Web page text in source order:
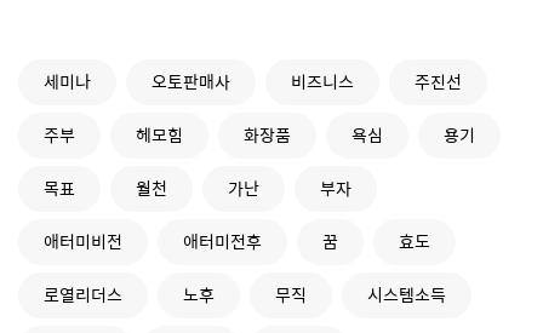
세미나 오토판매사 비즈니스
주진선
주부
헤모힘 화장품 욕심
용기
목표
월천 가난
부자
애터미비전
애터미전후 꿈
효도
로열리더스
노후 무직
시스템소득